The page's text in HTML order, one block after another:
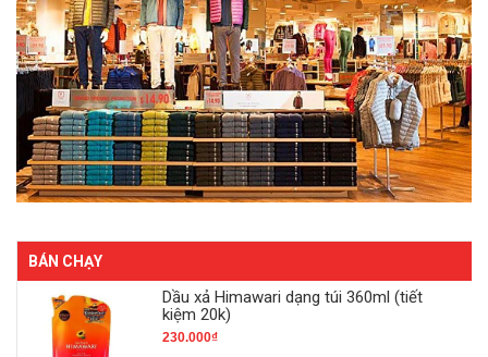
BÁN CHẠY
Dầu xả Himawari dạng túi 360ml (tiết
kiệm 20k)
230.000₫